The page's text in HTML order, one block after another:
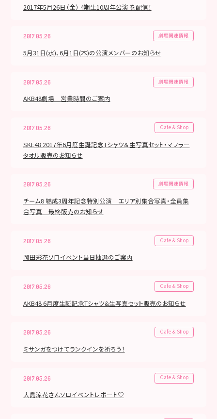
2017年5月26日（金） 4期生10周年公演 を配信！
2017.05.26 劇場関連情報
5月31日(水)、6月1日(木)の公演メンバーのお知らせ
2017.05.26 劇場関連情報
AKB48劇場 営業時間のご案内
2017.05.26 Cafe & Shop
SKE48 2017年6月度生誕記念Tシャツ＆生写真セット・マフラー
タオル販売のお知らせ
2017.05.26 劇場関連情報
チーム8 結成3周年記念特別公演 エリア別集合写真・全員集
合写真 最終販売のお知らせ
2017.05.26 Cafe & Shop
岡田彩花ソロイベント当日抽選のご案内
2017.05.26 Cafe & Shop
AKB48 6月度生誕記念Tシャツ&生写真セット販売のお知らせ
2017.05.26 Cafe & Shop
ミサンガをつけてランクインを祈ろう！
2017.05.26 Cafe & Shop
大島涼花さんソロイベントレポート♡